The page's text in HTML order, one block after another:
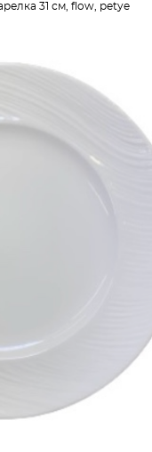
31 см, flow, petye